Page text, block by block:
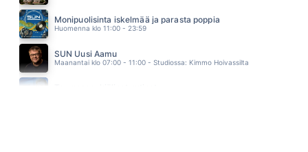
TOMMI LÄNTINEN
04.13
JUHA METSÄPERÄ
04.11
Monipuolisinta iskelmää ja parasta poppia
Huomenna klo 11:00 - 23:59
SUN Uusi Aamu
Maanantai klo 07:00 - 11:00 - Studiossa: Kimmo Hoivassilta